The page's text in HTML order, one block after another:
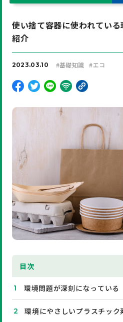
使い捨て容器に使われてい
紹介
2023.03.10 #基礎知識 #エコ
目 次
環境問題が深刻になっている
環境にやさしいプラスチック